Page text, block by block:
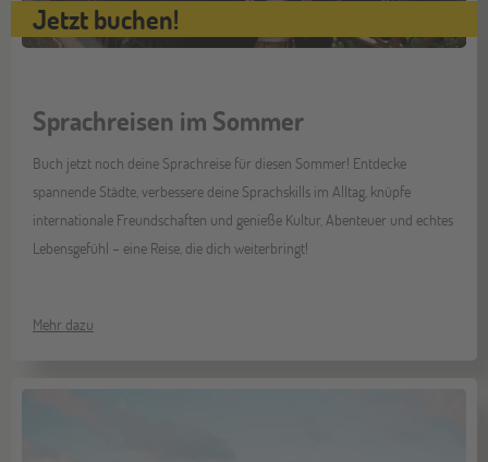
Jetzt buchen!
Sprachreisen im Sommer
Buch jetzt noch deine Sprachreise für diesen Sommer! Entdecke
spannende Städte, verbessere deine Sprachskills im Alltag, knüpfe
internationale Freundschaften und genieße Kultur, Abenteuer und echtes
Lebensgefühl – eine Reise, die dich weiterbringt!
Mehr dazu